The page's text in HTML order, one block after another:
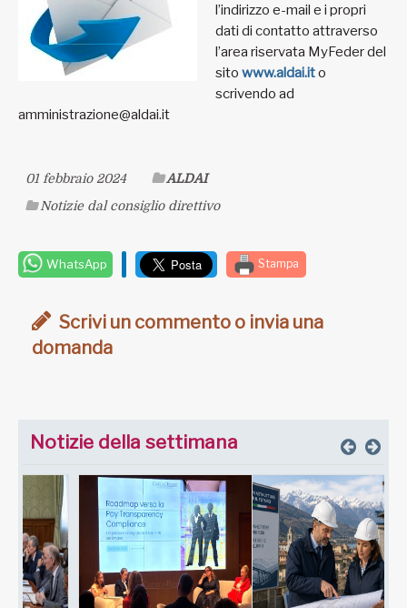
l’indirizzo e-mail e i propri
dati di contatto attraverso
l’area riservata MyFeder del
sito www.aldai.ito
scrivendo ad
amministrazione@aldai.it
01 febbraio 2024
ALDAI
Notizie dal consiglio direttivo
WhatsApp Stampa
Scrivi un commento o invia una
domanda
Notizie della settimana